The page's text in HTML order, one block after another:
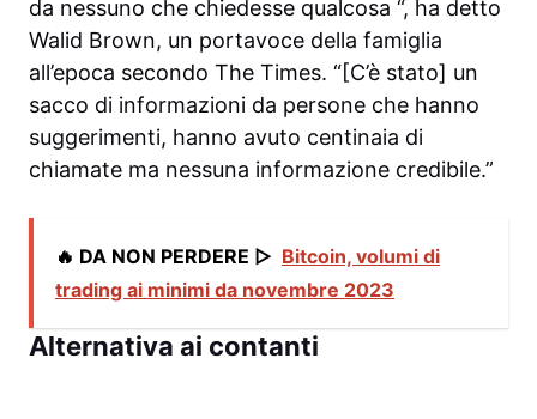
da nessuno che chiedesse qualcosa “, ha detto
Walid Brown, un portavoce della famiglia
all’epoca secondo The Times. “[C’è stato] un
sacco di informazioni da persone che hanno
suggerimenti, hanno avuto centinaia di
chiamate ma nessuna informazione credibile.”
🔥 DA NON PERDERE ▷ Bitcoin, volumi di
trading ai minimi da novembre 2023
Alternativa ai contanti